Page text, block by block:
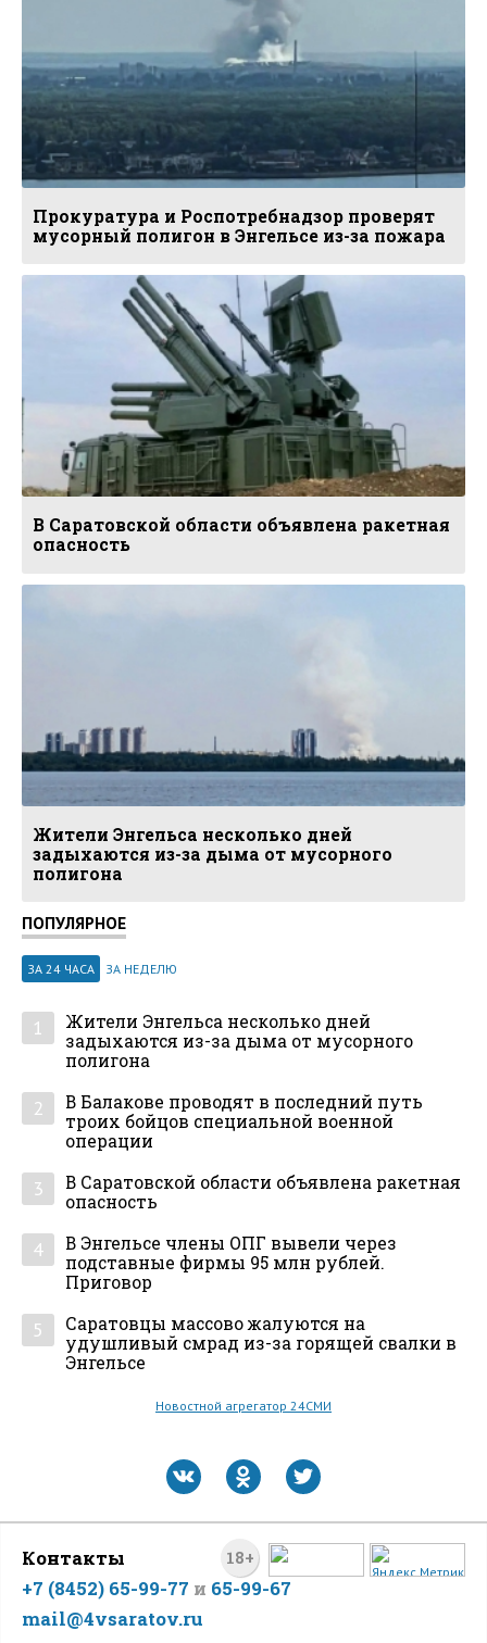
Прокуратура и Роспотребнадзор проверят
мусорный полигон в Энгельсе из-за пожара
В Саратовской области объявлена ракетная
опасность
Жители Энгельса несколько дней
задыхаются из-за дыма от мусорного
полигона
ПОПУЛЯРНОЕ
ЗА 24 ЧАСА ЗА НЕДЕЛЮ
1
Жители Энгельса несколько дней
задыхаются из-за дыма от мусорного
полигона
2
В Балакове проводят в последний путь
троих бойцов специальной военной
операции
3
В Саратовской области объявлена ракетная
опасность
4
В Энгельсе члены ОПГ вывели через
подставные фирмы 95 млн рублей.
Приговор
5
Саратовцы массово жалуются на
удушливый смрад из-за горящей свалки в
Энгельсе
Новостной агрегатор 24СМИ
18+
Контакты
+7 (8452) 65-99-77 и 65-99-67
mail@4vsaratov.ru